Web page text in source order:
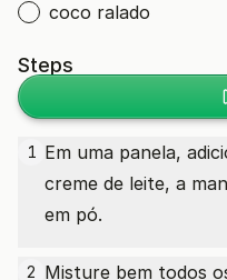
coco ralado
Steps
1 Em uma panela,
creme de leite, a
em pó.
2 Misture bem todos